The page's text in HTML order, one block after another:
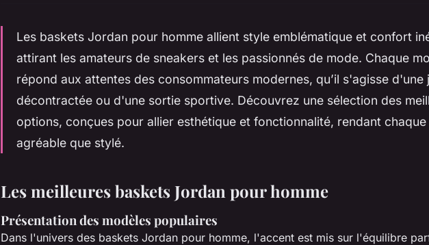
Les baskets Jordan pour homme allient style emblématique et confort
attirant les amateurs de sneakers et les passionnés de mode. Chaque
répond aux attentes des consommateurs modernes, qu’il s'agisse d'une
décontractée ou d'une sortie sportive. Découvrez une sélection des
options, conçues pour allier esthétique et fonctionnalité, rendant chaque
agréable que stylé.
Les meilleures baskets Jordan pour homme
Présentation des modèles populaires
Dans l'univers des baskets Jordan pour homme, l'accent est mis sur l'équilibre